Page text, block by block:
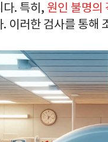
다. 특히, 원인 불명의
. 이러한 검사를 통해